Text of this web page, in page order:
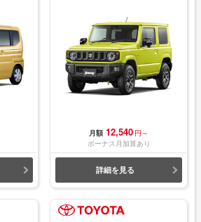
月額 12,540 円～
ボーナス月加算あり
詳細を見る